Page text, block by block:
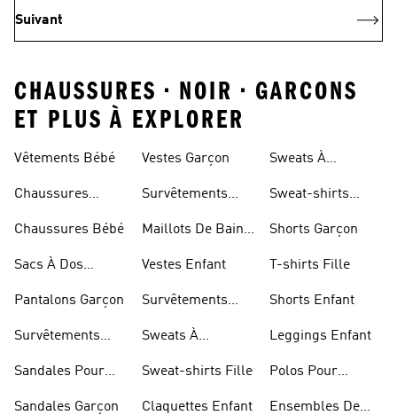
Suivant
CHAUSSURES • NOIR • GARCONS
ET PLUS À EXPLORER
Vêtements Bébé
Chaussures
Chaussures Bébé
Sacs À Dos
Pantalons Garçon
Survêtements
Sandales Pour
Sandales Garçon
Vestes Garçon
Survêtements
Maillots De Bain
Vestes Enfant
Survêtements
Sweats À
Sweat-shirts Fille
Claquettes Enfant
Sweats À
Sweat-shirts
Shorts Garçon
T-shirts Fille
Shorts Enfant
Leggings Enfant
Polos Pour
Ensembles De